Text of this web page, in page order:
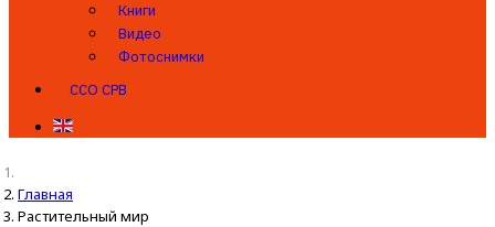
Книги
Видео
Фотоснимки
ССО СРВ
Главная
Растительный мир